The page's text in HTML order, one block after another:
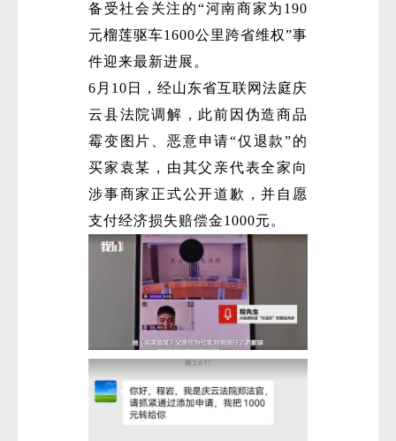
备受社会关注的“河南商家为190
元榴莲驱车1600公里跨省维权”事
件迎来最新进展。
6月10日，经山东省互联网法庭庆
云县法院调解，此前因伪造商品
霉变图片、恶意申请“仅退款”的
买家袁某，由其父亲代表全家向
涉事商家正式公开道歉，并自愿
支付经济损失赔偿金1000元。